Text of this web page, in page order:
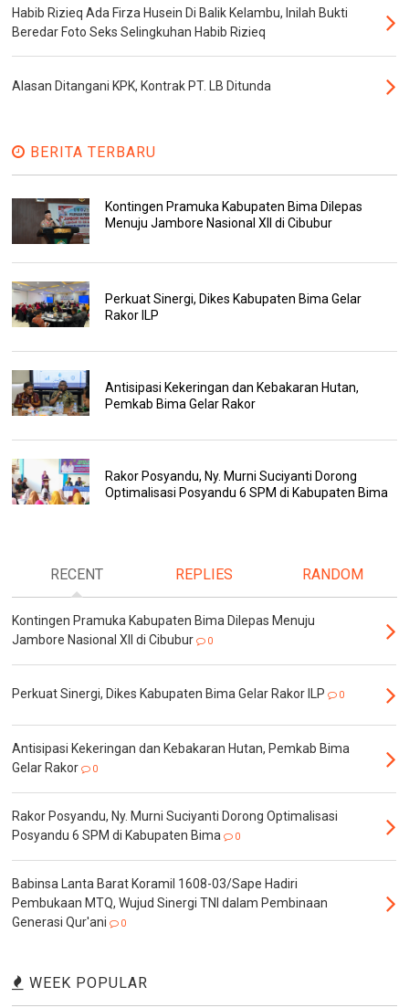
Habib Rizieq Ada Firza Husein Di Balik Kelambu, Inilah Bukti
Beredar Foto Seks Selingkuhan Habib Rizieq
Alasan Ditangani KPK, Kontrak PT. LB Ditunda
BERITA TERBARU
Kontingen Pramuka Kabupaten Bima Dilepas
Menuju Jambore Nasional XII di Cibubur
Perkuat Sinergi, Dikes Kabupaten Bima Gelar
Rakor ILP
Antisipasi Kekeringan dan Kebakaran Hutan,
Pemkab Bima Gelar Rakor
Rakor Posyandu, Ny. Murni Suciyanti Dorong
Optimalisasi Posyandu 6 SPM di Kabupaten Bima
RECENT REPLIES RANDOM
Kontingen Pramuka Kabupaten Bima Dilepas Menuju
Jambore Nasional XII di Cibubur
0
Perkuat Sinergi, Dikes Kabupaten Bima Gelar Rakor ILP 0
Antisipasi Kekeringan dan Kebakaran Hutan, Pemkab Bima
Gelar Rakor
0
Rakor Posyandu, Ny. Murni Suciyanti Dorong Optimalisasi
Posyandu 6 SPM di Kabupaten Bima
0
Babinsa Lanta Barat Koramil 1608-03/Sape Hadiri
Pembukaan MTQ, Wujud Sinergi TNI dalam Pembinaan
Generasi Qur'ani
0
WEEK POPULAR